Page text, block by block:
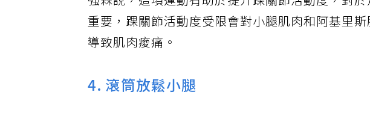
強森說，這項運動有助於提升踝關節活動度，對
重要，踝關節活動度受限會對小腿肌肉和阿基里
導致肌肉痠痛。
4. 滾筒放鬆小腿